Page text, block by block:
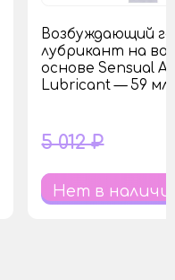
Возбуждающий
лубрикант на
основе Sensual
Lubricant — 59 мл.
5 012 ₽
Нет в